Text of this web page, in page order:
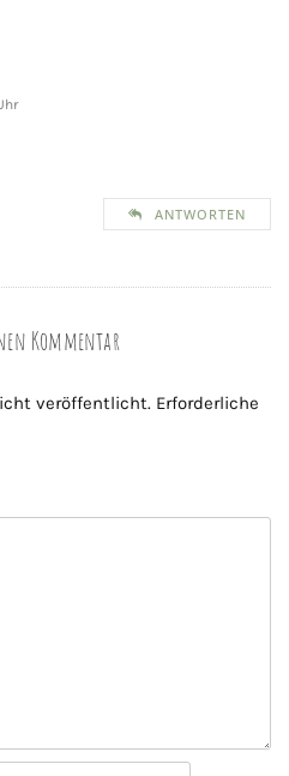
ANTWORTEN
Kommentar
veröffentlicht. Erforderliche